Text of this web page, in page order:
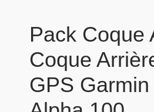
Pack Coque
Coque
GPS Garmin